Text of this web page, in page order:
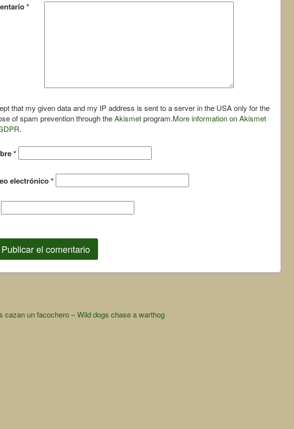
*
that my given data and my IP address is sent to a server in the USA only for the
of spam prevention through theAkismetprogram.More information on Akismet
.
*
electrónico*
cazan un facochero – Wild dogs chase a warthog